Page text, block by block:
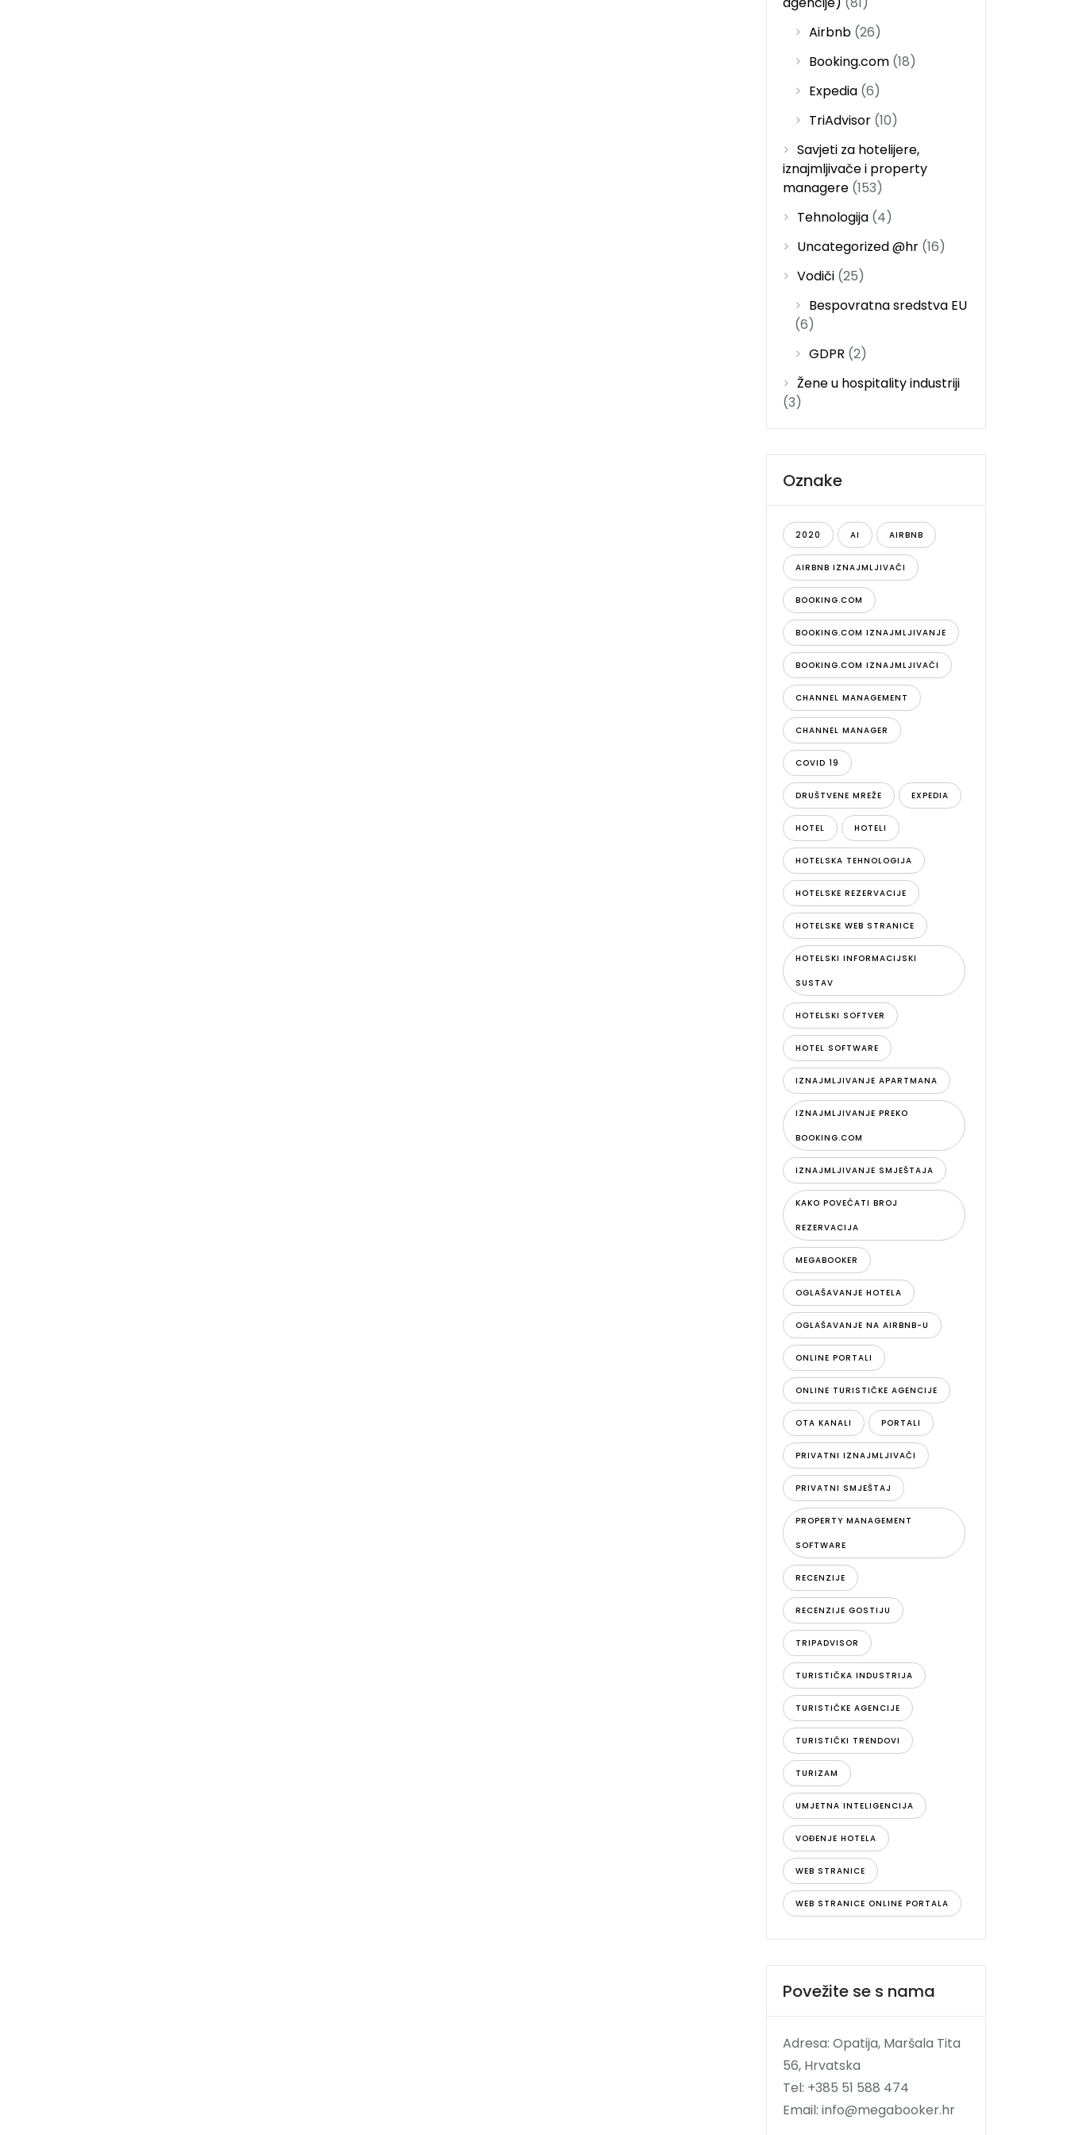
Airbnb(26)
Booking.com(18)
Expedia(6)
TriAdvisor(10)
Savjeti za hotelijere,
iznajmljivače i property
managere(153)
Tehnologija(4)
Uncategorized @hr(16)
Vodiči(25)
Bespovratna sredstva EU
(6)
GDPR (2)
Žene u hospitality industriji
(3)
Oznake
2020 AI AIRBNB
AIRBNB IZNAJMLJIVAČI
BOOKING.COM
BOOKING.COM IZNAJMLJIVANJE
BOOKING.COM IZNAJMLJIVAČI
CHANNEL MANAGEMENT
CHANNEL MANAGER
COVID 19
DRUŠTVENE MREŽE EXPEDIA
HOTEL HOTELI
HOTELSKA TEHNOLOGIJA
HOTELSKE REZERVACIJE
HOTELSKE WEB STRANICE
HOTELSKI INFORMACIJSKI
SUSTAV
HOTELSKI SOFTVER
HOTEL SOFTWARE
IZNAJMLJIVANJE APARTMANA
IZNAJMLJIVANJE PREKO
BOOKING.COM
IZNAJMLJIVANJE SMJEŠTAJA
KAKO POVEĆATI BROJ
REZERVACIJA
MEGABOOKER
OGLAŠAVANJE HOTELA
OGLAŠAVANJE NA AIRBNB-U
ONLINE PORTALI
ONLINE TURISTIČKE AGENCIJE
OTA KANALI PORTALI
PRIVATNI IZNAJMLJIVAČI
PRIVATNI SMJEŠTAJ
PROPERTY MANAGEMENT
SOFTWARE
RECENZIJE
RECENZIJE GOSTIJU
TRIPADVISOR
TURISTIČKA INDUSTRIJA
TURISTIČKE AGENCIJE
TURISTIČKI TRENDOVI
TURIZAM
UMJETNA INTELIGENCIJA
VOĐENJE HOTELA
WEB STRANICE
WEB STRANICE ONLINE PORTALA
Povežite se s nama
Adresa: Opatija, Maršala Tita
56, Hrvatska
Tel: +385 51 588 474
Email: info@megabooker.hr